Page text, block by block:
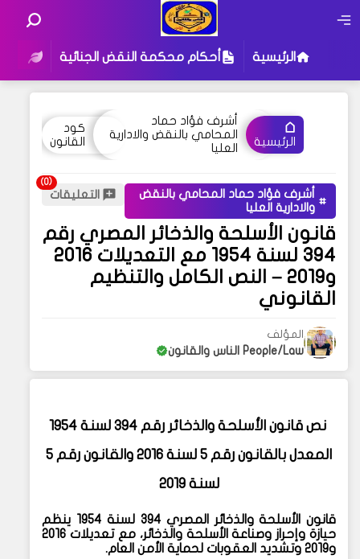
الرئيسية أحكام محكمة النقض الجنائية
الرئيسية
أشرف فؤاد حماد
المحامي بالنقض والادارية
العليا
كود
القانون
أشرف فؤاد حماد المحامي بالنقض
والادارية العليا
التعليقات
قانون الأسلحة والذخائر المصري رقم
394 لسنة 1954 مع التعديلات 2016
و2019 – النص الكامل والتنظيم
القانوني
المؤلف
People/Law الناس والقانون
نص قانون الأسلحة والذخائر رقم 394 لسنة 1954
المعدل بالقانون رقم 5 لسنة 2016 والقانون رقم 5
لسنة 2019
قانون الأسلحة والذخائر المصري 394 لسنة 1954 ينظم
حيازة وإحراز وصناعة الأسلحة والذخائر، مع تعديلات 2016
و2019 وتشديد العقوبات لحماية الأمن العام.